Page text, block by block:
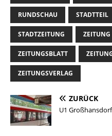
RUNDSCHAU STADTTEIL
STADTZEITUNG ZEITUNG
ZEITUNGSBLATT
ZEITUNGSVERLAG
ZURÜCK
U1